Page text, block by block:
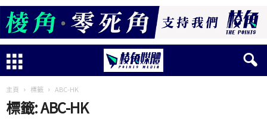
主頁 標籤 ABC-HK
標籤: ABC-HK